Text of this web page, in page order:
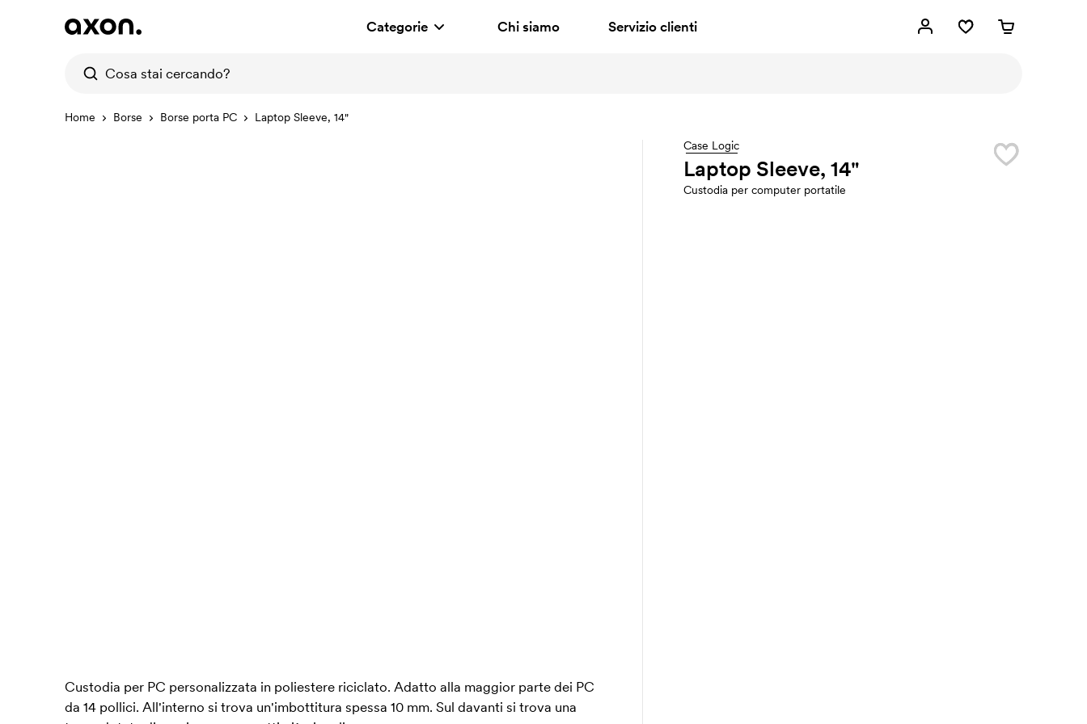
Categorie Chi siamo Servizio clienti
Home Borse Borse porta PC
Laptop Sleeve, 14"
Case Logic
Laptop Sleeve, 14"
Custodia per computer portatile
Custodia per PC personalizzata in poliestere riciclato. Adatto alla maggior parte dei PC
da 14 pollici. All'interno si trova un'imbottitura spessa 10 mm. Sul davanti si trova una